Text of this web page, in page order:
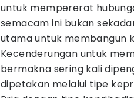
untuk mempererat
semacam ini bukan
utama untuk membangun
Kecenderungan untuk
bermakna sering kali
dipetakan melalui tipe